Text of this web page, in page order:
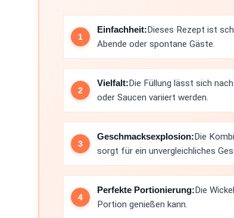
Einfachheit:Dieses Rezept ist
Abende oder spontane Gäste.
Vielfalt:Die Füllung lässt sich
oder Saucen variiert werden.
Geschmacksexplosion:Die
sorgt für ein unvergleichliches
Perfekte Portionierung:Die
Portion genießen kann.